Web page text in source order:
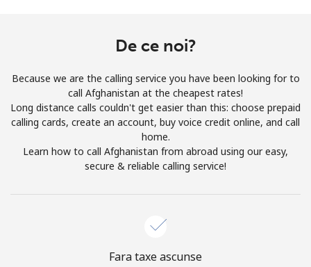
Buna!
De ce noi?
Because we are the calling service you have been looking for to
call Afghanistan at the cheapest rates!
Long distance calls couldn't get easier than this: choose prepaid
calling cards, create an account, buy voice credit online, and call
home.
Learn how to call Afghanistan from abroad using our easy,
secure & reliable calling service!
Fara taxe ascunse